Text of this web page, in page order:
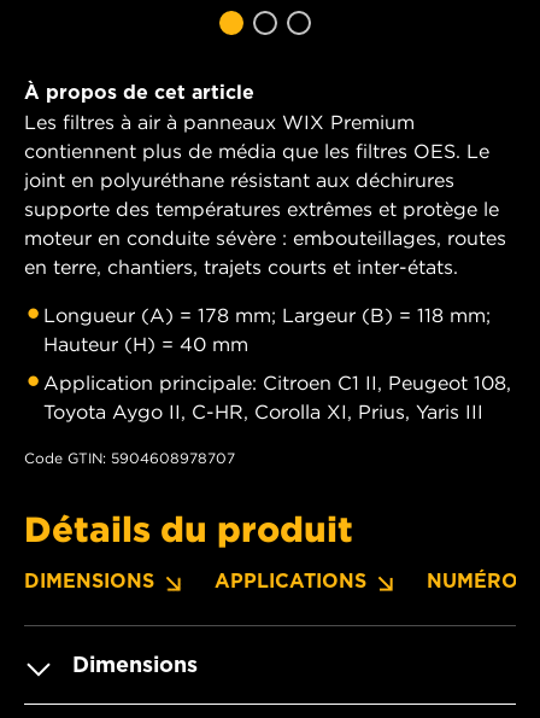
À propos de cet article
Les filtres à air à panneaux WIX Premium
contiennent plus de média que les filtres OES. Le
joint en polyuréthane résistant aux déchirures
supporte des températures extrêmes et protège le
moteur en conduite sévère : embouteillages, routes
en terre, chantiers, trajets courts et inter-états.
Longueur (A) = 178 mm; Largeur (B) = 118 mm;
Hauteur (H) = 40 mm
Application principale: Citroen C1 II, Peugeot 108,
Toyota Aygo II, C-HR, Corolla XI, Prius, Yaris III
Code GTIN: 5904608978707
Détails du produit
DIMENSIONS APPLICATIONS NUMÉROS
Dimensions